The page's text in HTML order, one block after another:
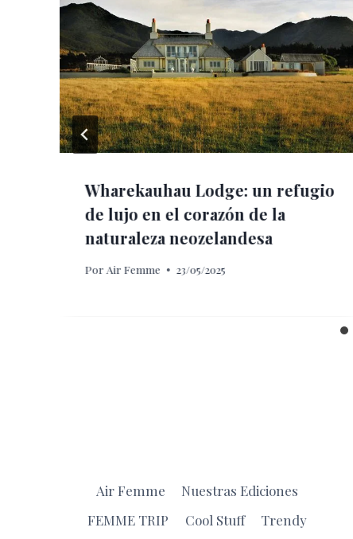
Wharekauhau Lodge: un refugio
de lujo en el corazón de la
naturaleza neozelandesa
Por Air Femme 23/05/2025
Air Femme
Nuestras Ediciones
FEMME TRIP
Cool Stuff Trendy